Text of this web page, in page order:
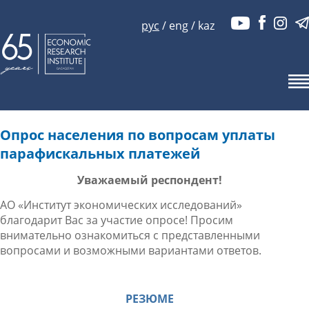
рус / eng/ kaz
Опрос населения по вопросам уплаты
парафискальных платежей
Уважаемый респондент!
АО «Институт экономических исследований»
благодарит Вас за участие опросе! Просим
внимательно ознакомиться с представленными
вопросами и возможными вариантами ответов.
РЕЗЮМЕ